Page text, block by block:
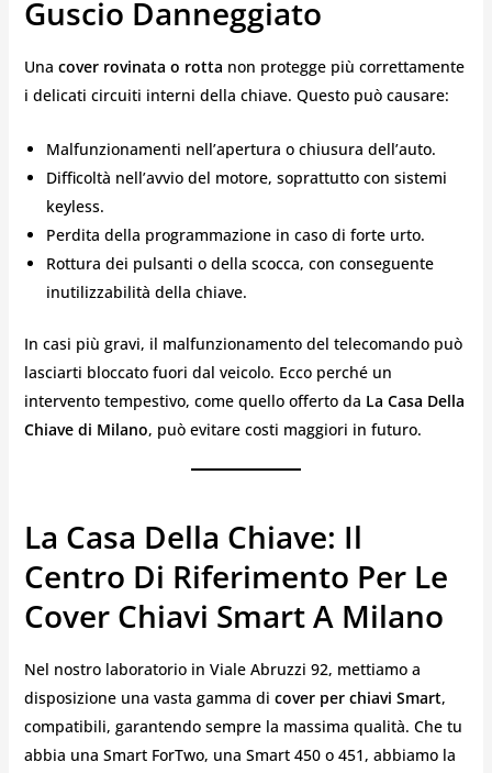
Guscio Danneggiato
Una cover rovinata o rotta non protegge più correttamente
i delicati circuiti interni della chiave. Questo può causare:
Malfunzionamenti nell’apertura o chiusura dell’auto.
Difficoltà nell’avvio del motore, soprattutto con sistemi
keyless.
Perdita della programmazione in caso di forte urto.
Rottura dei pulsanti o della scocca, con conseguente
inutilizzabilità della chiave.
In casi più gravi, il malfunzionamento del telecomando può
lasciarti bloccato fuori dal veicolo. Ecco perché un
intervento tempestivo, come quello offerto da La Casa Della
Chiave di Milano, può evitare costi maggiori in futuro.
La Casa Della Chiave: Il
Centro Di Riferimento Per Le
Cover Chiavi Smart A Milano
Nel nostro laboratorio in Viale Abruzzi 92, mettiamo a
disposizione una vasta gamma di cover per chiavi Smart,
compatibili, garantendo sempre la massima qualità. Che tu
abbia una Smart ForTwo, una Smart 450 o 451, abbiamo la